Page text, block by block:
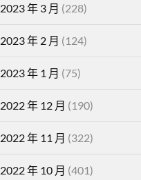
2023 年 3 月 (228)
2023 年 2 月 (124)
2023 年 1 月 (75)
2022 年 12 月 (190)
2022 年 11 月 (322)
2022 年 10 月 (401)